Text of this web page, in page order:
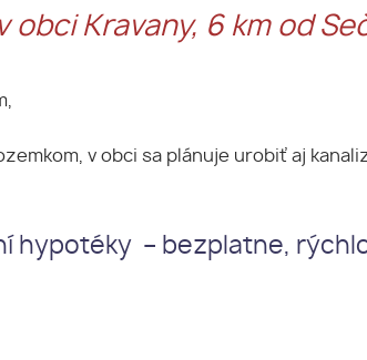
Kravany, 6 km od
v obci sa plánuje urobiť aj
hypotéky – bezplatne,